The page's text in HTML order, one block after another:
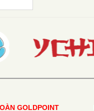
GOLDPOINT